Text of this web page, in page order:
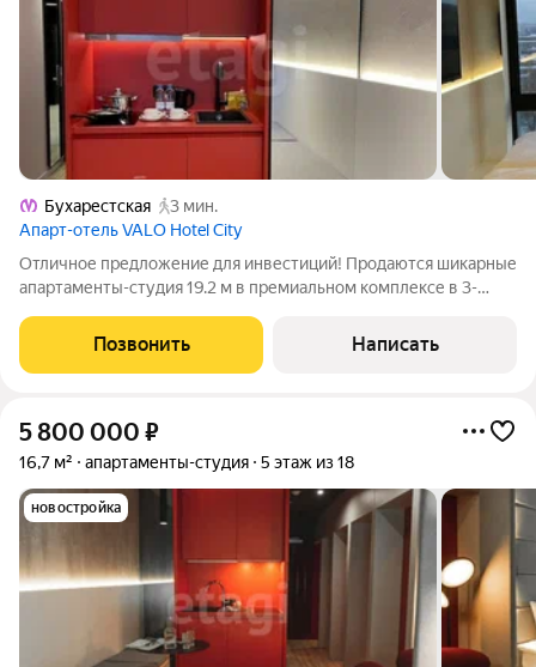
Бухарестская
3 мин.
Апарт-отель VALO Hotel City
Oтличнoе пpедложение для инвестиций! Продаются шикарные
апaртaменты-студия 19.2 м в премиальном комплексе в 3-
современные и технологичные апартаменты в Санкт-
Петербурге нового формата сегодня,
Позвонить Написать
5 800 000 ₽
16,7 м² апартаменты-студия 5 этаж из 18
новостройка